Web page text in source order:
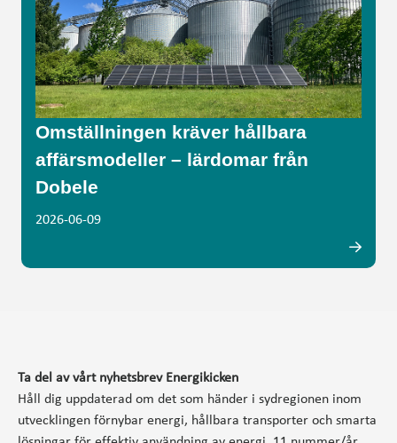
Omställningen kräver hållbara
affärsmodeller – lärdomar från
Dobele
2026-06-09
Ta del av vårt nyhetsbrev Energikicken
Håll dig uppdaterad om det som händer i sydregionen inom
utvecklingen förnybar energi, hållbara transporter och smarta